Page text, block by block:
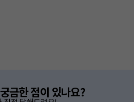
금한 점이 있나요?